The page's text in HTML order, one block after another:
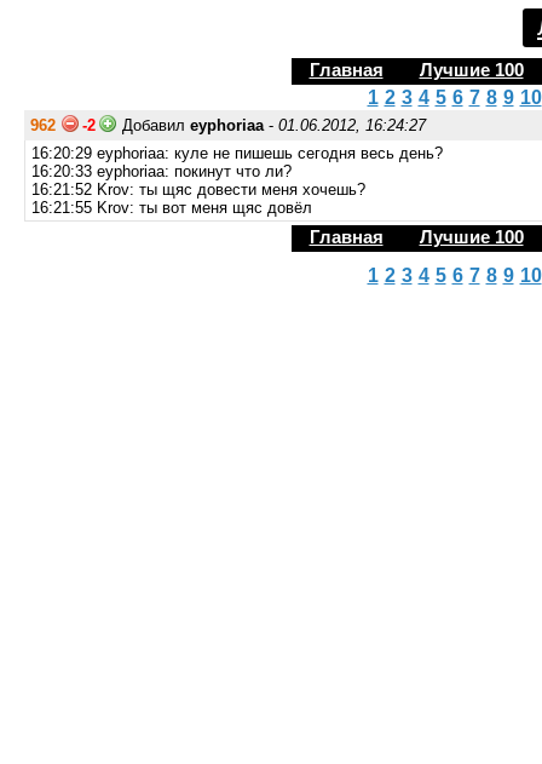
Главная Лучшие 100
1 2 3 4 5 6 7 8 9 10
962 -2 Добавил eyphoriaa- 01.06.2012, 16:24:27
16:20:29 eyphoriaa: куле не пишешь сегодня весь день?
16:20:33 eyphoriaa: покинут что ли?
16:21:52 Krov: ты щяс довести меня хочешь?
16:21:55 Krov: ты вот меня щяс довёл
Главная Лучшие 100
1 2 3 4 5 6 7 8 9 10